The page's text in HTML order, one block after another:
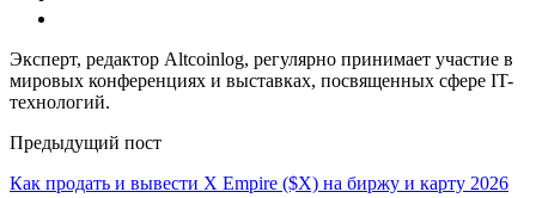
Эксперт, редактор Altcoinlog, регулярно принимает участие в
мировых конференциях и выставках, посвященных сфере IT-
технологий.
Предыдущий пост
Как продать и вывести X Empire ($X) на биржу и карту 2026